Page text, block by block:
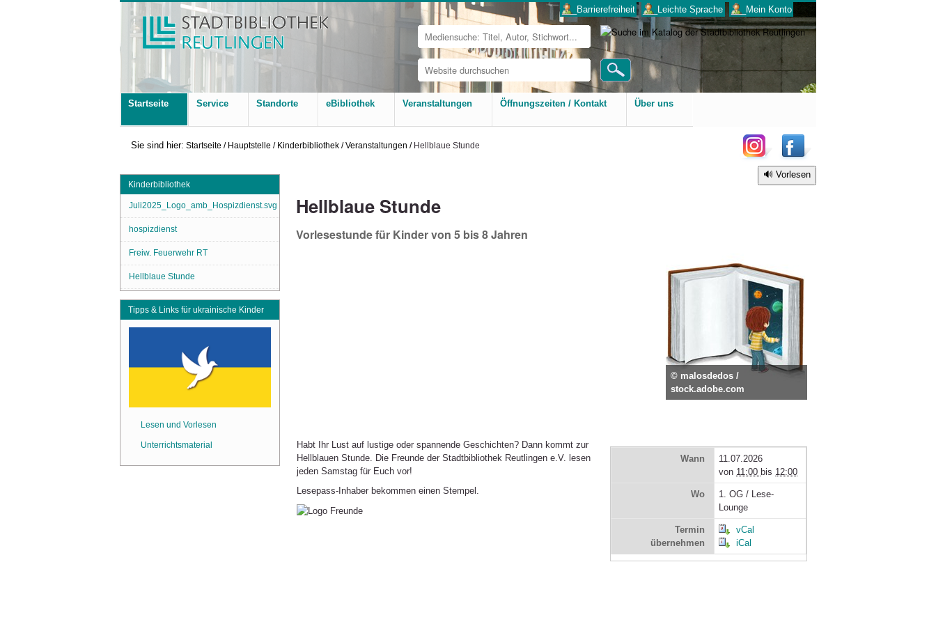
Website
durchsuchen
Erweiterte
Suche…
___Barrierefreiheit ___Leichte Sprache ___Mein Konto
Startseite Service Standorte eBibliothek Veranstaltungen Öffnungszeiten / Kontakt Über uns
Sie sind hier: Startseite / Hauptstelle / Kinderbibliothek /Veranstaltungen / Hellblaue Stunde
Vorlesen
Hellblaue Stunde
Vorlesestunde für Kinder von 5 bis 8 Jahren
© malosdedos /
stock.adobe.com
Wann
11.07.2026
von 11:00 bis 12:00
Wo
1. OG / Lese-
Lounge
Termin
übernehmen
vCal
iCal
Habt Ihr Lust auf lustige oder spannende Geschichten? Dann kommt zur
Hellblauen Stunde. Die Freunde der Stadtbibliothek Reutlingen e.V. lesen
jeden Samstag für Euch vor!
Lesepass-Inhaber bekommen einen Stempel.
Kinderbibliothek
Juli2025_Logo_amb_Hospizdienst.svg
hospizdienst
Freiw. Feuerwehr RT
Hellblaue Stunde
Tipps & Links für ukrainische Kinder
Lesen und Vorlesen
Unterrichtsmaterial